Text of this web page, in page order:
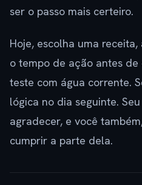
ser o passo mais certeiro.
Hoje, escolha uma
o tempo de ação antes de
teste com água corrente.
lógica no dia seguinte.
agradecer, e você
cumprir a parte dela.